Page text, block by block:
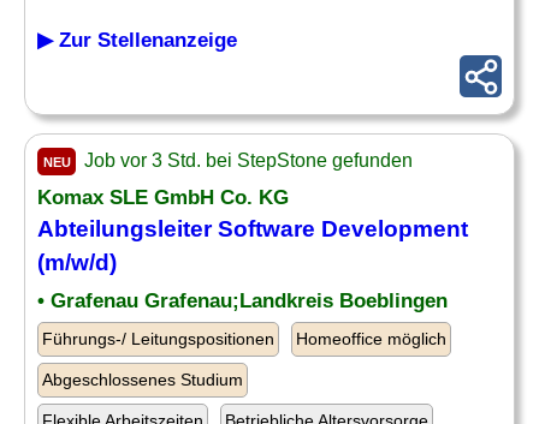
▶ Zur Stellenanzeige
NEU Job vor 3 Std. bei StepStone gefunden
Komax SLE GmbH Co. KG
AbteilungsleiterSoftware Development
(m/w/d)
• Grafenau Grafenau;Landkreis Boeblingen
Führungs-/ Leitungspositionen Homeoffice möglich
Abgeschlossenes Studium